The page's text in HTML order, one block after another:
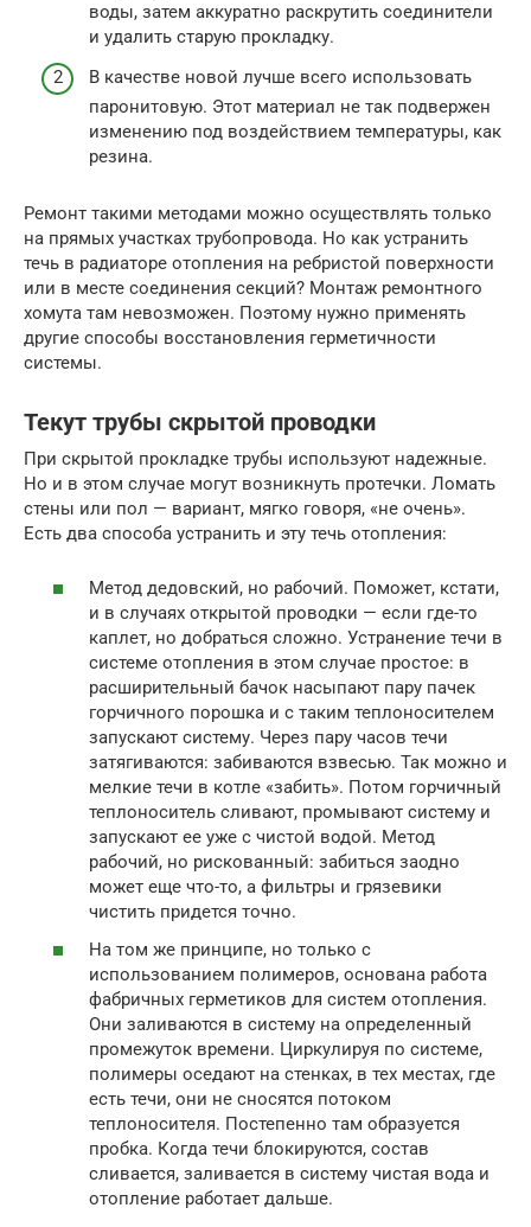
воды, затем аккуратно раскрутить соединители
и удалить старую прокладку.
В качестве новой лучше всего использовать
паронитовую. Этот материал не так подвержен
изменению под воздействием температуры, как
резина.
Ремонт такими методами можно осуществлять только
на прямых участках трубопровода. Но как устранить
течь в радиаторе отопления на ребристой поверхности
или в месте соединения секций? Монтаж ремонтного
хомута там невозможен. Поэтому нужно применять
другие способы восстановления герметичности
системы.
Текут трубы скрытой проводки
При скрытой прокладке трубы используют надежные.
Но и в этом случае могут возникнуть протечки. Ломать
стены или пол — вариант, мягко говоря, «не очень».
Есть два способа устранить и эту течь отопления:
Метод дедовский, но рабочий. Поможет, кстати,
и в случаях открытой проводки — если где-то
каплет, но добраться сложно. Устранение течи в
системе отопления в этом случае простое: в
расширительный бачок насыпают пару пачек
горчичного порошка и с таким теплоносителем
запускают систему. Через пару часов течи
затягиваются: забиваются взвесью. Так можно и
мелкие течи в котле «забить». Потом горчичный
теплоноситель сливают, промывают систему и
запускают ее уже с чистой водой. Метод
рабочий, но рискованный: забиться заодно
может еще что-то, а фильтры и грязевики
чистить придется точно.
На том же принципе, но только с
использованием полимеров, основана работа
фабричных герметиков для систем отопления.
Они заливаются в систему на определенный
промежуток времени. Циркулируя по системе,
полимеры оседают на стенках, в тех местах, где
есть течи, они не сносятся потоком
теплоносителя. Постепенно там образуется
пробка. Когда течи блокируются, состав
сливается, заливается в систему чистая вода и
отопление работает дальше.